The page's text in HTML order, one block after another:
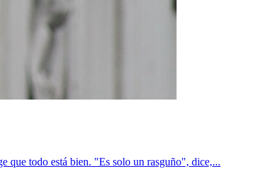
que todo está bien. "Es solo un rasguño", dice,...